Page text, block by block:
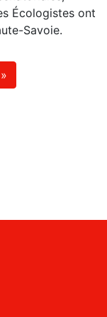
Écologistes ont
Savoie.